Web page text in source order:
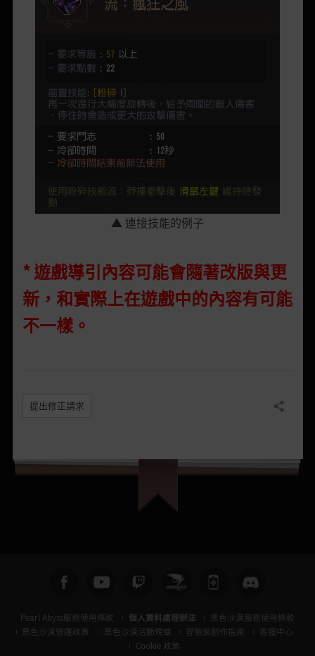
▲ 連接技能的例子
* 遊戲導引內容可能會隨著改版與更
新，和實際上在遊戲中的內容有可能
不一樣。
提出修正請求 分享
Pearl Abyss服務使用條款 個人資料處理辦法
黑色沙漠服務使用條款
黑色沙漠營運政策
黑色沙漠活動規章 冒險家創作指南
客服中心
Cookie 政策